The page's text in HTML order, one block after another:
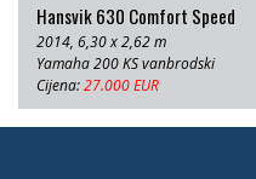
Hansvik 630 Comfort Speed
2014, 6,30 x 2,62 m
Yamaha 200 KS vanbrodski
Cijena:27.000 EUR